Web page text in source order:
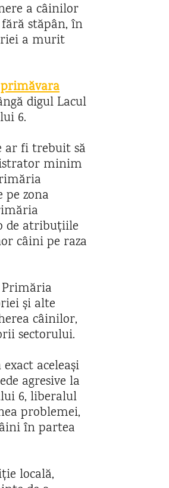
a câinilor
stăpân, în
a murit
digul Lacul
6.
ar fi trebuit să
minim
zona
de atribuțiile
câini pe raza
și alte
câinilor,
sectorului.
aceleași
agresive la
6, liberalul
problemei,
în partea
locală,